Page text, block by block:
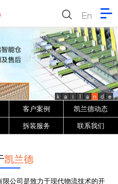
En
k a i l a n d e
客户案例 凯兰德动态
拆装服务 联系我们
凯兰德
公司是致力于现代物流技术的开